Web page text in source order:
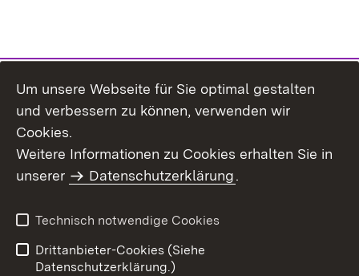
Um unsere Webseite für Sie optimal gestalten
und verbessern zu können, verwenden wir
Cookies.
Weitere Informationen zu Cookies erhalten Sie in
unserer
Datenschutzerklärung.
Technisch notwendige Cookies
Drittanbieter-Cookies (Siehe
Datenschutzerklärung.)